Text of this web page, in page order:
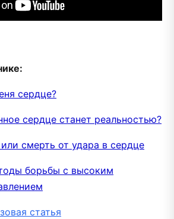
сердце?
сердце станет реальностью?
смерть от удара в сердце
борьбы с высоким
статья